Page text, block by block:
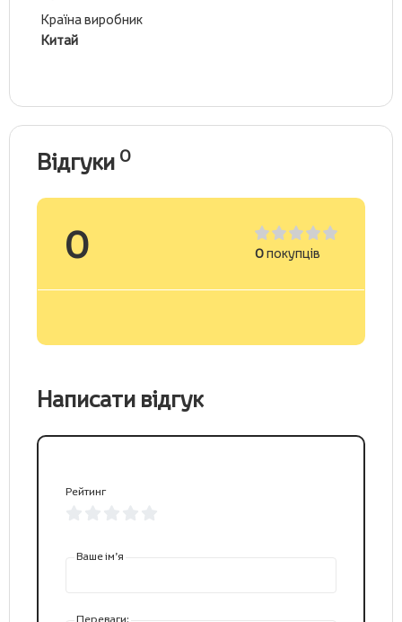
Країна виробник
Китай
Відгуки 0
0 0покупців
Написати відгук
Рейтинг
Ваше ім’я
Переваги: